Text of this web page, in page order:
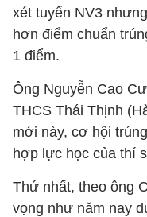
xét tuyển NV3
hơn điểm chuẩn
1 điểm.
Ông Nguyễn Cao
THCS Thái Thịnh
mới này, cơ hội
hợp lực học của thí
Thứ nhất, theo ông
vọng như năm nay